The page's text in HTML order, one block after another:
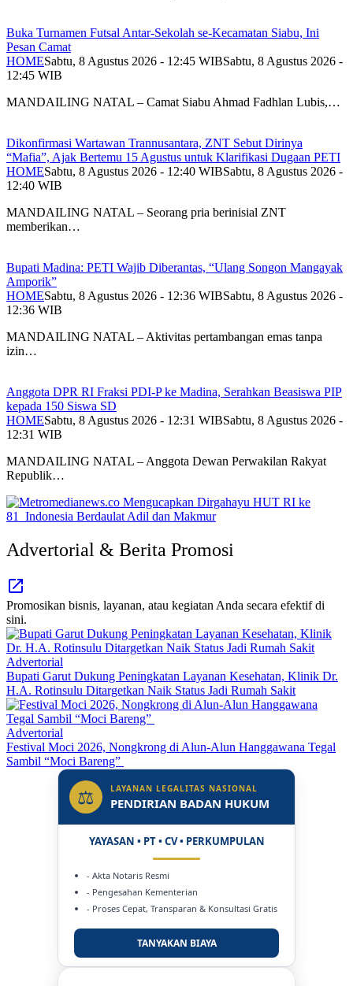
Buka Turnamen Futsal Antar-Sekolah se-Kecamatan Siabu, Ini
Pesan Camat
HOMESabtu, 8 Agustus 2026 - 12:45 WIBSabtu, 8 Agustus 2026 -
12:45 WIB
MANDAILING NATAL – Camat Siabu Ahmad Fadhlan Lubis,…
Dikonfirmasi Wartawan Trannusantara, ZNT Sebut Dirinya
“Mafia”, Ajak Bertemu 15 Agustus untuk Klarifikasi Dugaan PETI
HOMESabtu, 8 Agustus 2026 - 12:40 WIBSabtu, 8 Agustus 2026 -
12:40 WIB
MANDAILING NATAL – Seorang pria berinisial ZNT
memberikan…
Bupati Madina: PETI Wajib Diberantas, “Ulang Songon Mangayak
Amporik”
HOMESabtu, 8 Agustus 2026 - 12:36 WIBSabtu, 8 Agustus 2026 -
12:36 WIB
MANDAILING NATAL – Aktivitas pertambangan emas tanpa
izin…
Anggota DPR RI Fraksi PDI-P ke Madina, Serahkan Beasiswa PIP
kepada 150 Siswa SD
HOMESabtu, 8 Agustus 2026 - 12:31 WIBSabtu, 8 Agustus 2026 -
12:31 WIB
MANDAILING NATAL – Anggota Dewan Perwakilan Rakyat
Republik…
Advertorial & Berita Promosi
Promosikan bisnis, layanan, atau kegiatan Anda secara efektif di
sini.
Advertorial
Bupati Garut Dukung Peningkatan Layanan Kesehatan, Klinik Dr.
H.A. Rotinsulu Ditargetkan Naik Status Jadi Rumah Sakit
Advertorial
Festival Moci 2026, Nongkrong di Alun-Alun Hanggawana Tegal
Sambil “Moci Bareng”
⚖ LAYANAN LEGALITAS NASIONAL
PENDIRIAN BADAN HUKUM
YAYASAN • PT • CV • PERKUMPULAN
- Akta Notaris Resmi
- Pengesahan Kementerian
- Proses Cepat, Transparan & Konsultasi Gratis
TANYAKAN BIAYA